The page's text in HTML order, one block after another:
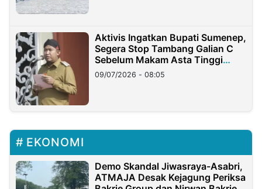
Aktivis Ingatkan Bupati Sumenep,
Segera Stop Tambang Galian C
Sebelum Makam Asta Tinggi
Longsor
09/07/2026 - 08:05
EKONOMI
Demo Skandal Jiwasraya-Asabri,
ATMAJA Desak Kejagung Periksa